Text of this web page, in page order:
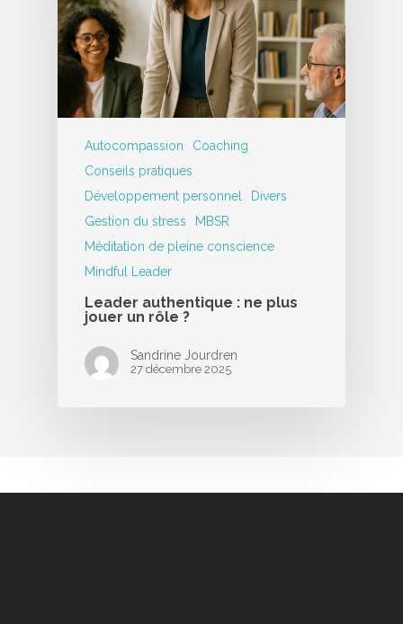
Autocompassion
Coaching
Conseils pratiques
Développement personnel
Divers
Gestion du stress
MBSR
Méditation de pleine conscience
Mindful Leader
Leader authentique : ne plus
jouer un rôle ?
Sandrine Jourdren
27 décembre 2025